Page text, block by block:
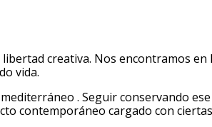
creativa. Nos encontramos
vida.
. Seguir conservando
contemporáneo cargado con